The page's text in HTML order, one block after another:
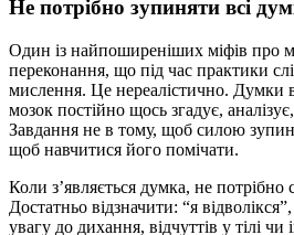
Не потрібно зупиняти всі
Один із найпоширеніших міфів про
переконання, що під час практики
мислення. Це нереалістично. Думки
мозок постійно щось згадує,
Завдання не в тому, щоб силою
щоб навчитися його помічати.
Коли з’являється думка, не потрібно
Достатньо відзначити: “я
увагу до дихання, відчуттів у тілі